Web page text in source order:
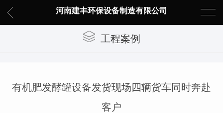
河南建丰环保设备制造有限公司
工程案例
有机肥发酵罐设备发货现场四辆货车同时奔赴
客户